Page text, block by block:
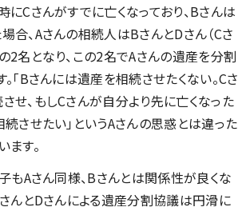
Cさんがすでに亡くなっており、Bさんは
合、Aさんの相続人はBさんとDさん（Cさ
2名となり、この2名でAさんの遺産を分割
「Bさんには遺産を相続させたくない。Cさ
せ、もしCさんが自分より先に亡くなった
させたい」というAさんの思惑とは違った
ます。
もAさん同様、Bさんとは関係性が良くな
さんとDさんによる遺産分割協議は円滑に